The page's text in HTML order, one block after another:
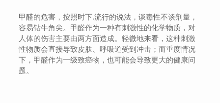
甲醛的危害，按照时下.流行的说法，谈毒性不谈剂量，
容易钻牛角尖。甲醛作为一种有刺激性的化学物质，对
人体的伤害主要由两方面造成。轻微地来看，这种刺激
性物质会直接导致皮肤、呼吸道受到冲击；而重度情况
下，甲醛作为一级致癌物，也可能会导致更大的健康问
题。